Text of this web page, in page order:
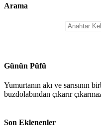
Arama
Günün Püfü
Yumurtanın akı ve sarısının
buzdolabından çıkarır
Son Eklenenler